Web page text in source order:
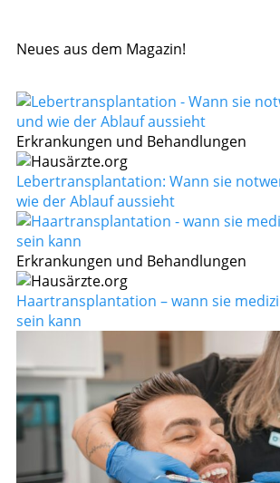
Neues aus dem Magazin!
Erkrankungen und Behandlungen
Lebertransplantation: Wann sie
wie der Ablauf aussieht
Erkrankungen und Behandlungen
Haartransplantation – wann sie
sein kann